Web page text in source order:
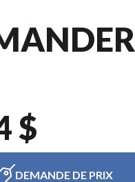
$
DEMANDE DE PRIX